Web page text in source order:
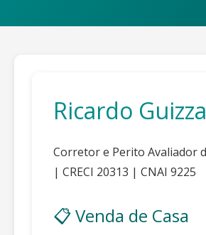
Ricardo
Corretor e Perito Avaliador
| CRECI 20313 | CNAI 9225
📋 Venda de Casa